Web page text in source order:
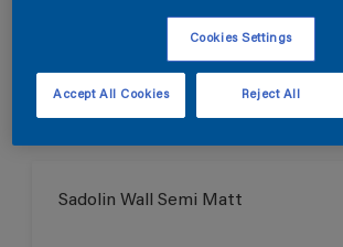
Kun tilgængelig i butikken
Sadolin Wall Semi Matt
Cookies Settings
Reject All
Accept All Cookies